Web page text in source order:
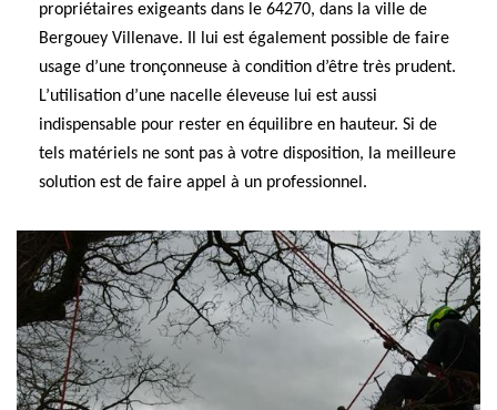
propriétaires exigeants dans le 64270, dans la ville de
Bergouey Villenave. Il lui est également possible de faire
usage d’une tronçonneuse à condition d’être très prudent.
L’utilisation d’une nacelle éleveuse lui est aussi
indispensable pour rester en équilibre en hauteur. Si de
tels matériels ne sont pas à votre disposition, la meilleure
solution est de faire appel à un professionnel.